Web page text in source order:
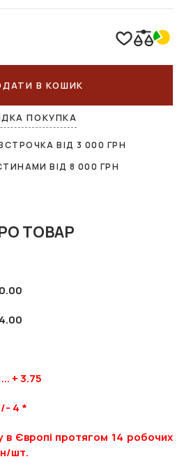
В КОШИК
ПОКУПКА
ВІД 3 000 ГРН
ВІД8 000 ГРН
ТОВАР
+ 3.75
4 *
в Європі протягом 14 робочих
шт.